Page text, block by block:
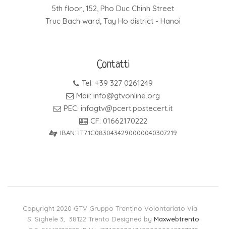
5th floor, 152, Pho Duc Chinh Street
Truc Bach ward, Tay Ho district - Hanoi
Contatti
Tel: +39 327 0261249
Mail: info@gtvonline.org
PEC: infogtv@pcert.postecert.it
CF: 01662170222
IBAN: IT71C0830434290000040307219
Copyright 2020 GTV Gruppo Trentino Volontariato Via
S. Sighele 3, 38122 Trento Designed by Maxwebtrento